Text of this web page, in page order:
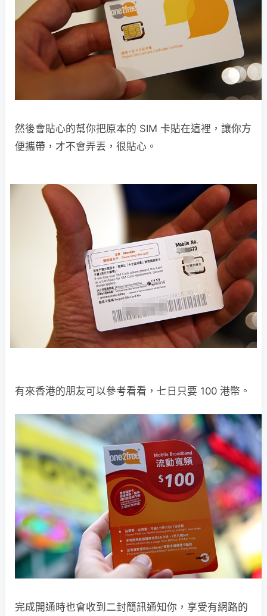
然後會貼心的幫你把原本的 SIM 卡貼在這裡，讓你方
便攜帶，才不會弄丟，很貼心。
有來香港的朋友可以參考看看，七日只要 100 港幣。
完成開通時也會收到二封簡訊通知你，享受有網路的